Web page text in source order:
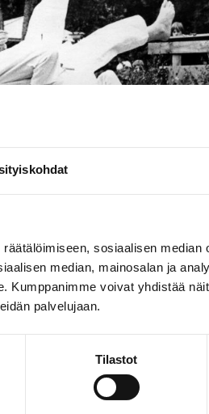
sosiaalisen median
median, mainosalan ja
voivat yhdistää
palvelujaan.
Tilastot
1973, kuva: Juha Merilahti